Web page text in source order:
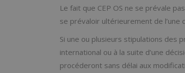
Le fait que CEP OS ne se prévale
se prévaloir ultérieurement de l’une
Si une ou plusieurs stipulations des
international ou à la suite d’une
procéderont sans délai aux